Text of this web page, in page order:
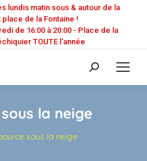
lundis matin sous & autour de la
place de la Fontaine !
de 16:00 à 20:00 - Place de la
TOUTE l'année
Recherche
:
la neige
sous la neige